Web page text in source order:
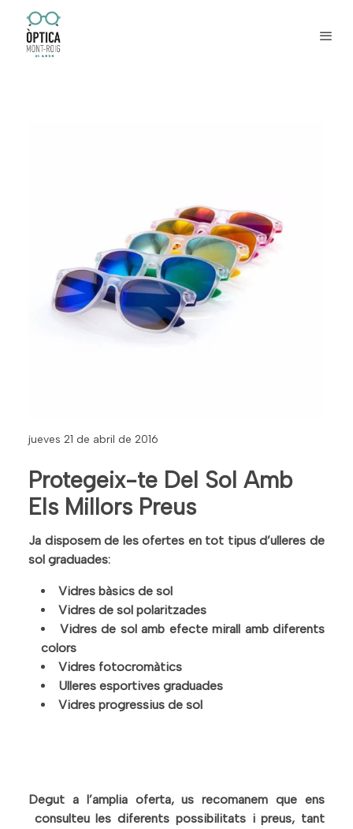
jueves 21 de abril de 2016
Protegeix-te Del Sol Amb
Els Millors Preus
Ja disposem de les ofertes en tot tipus d’ulleres de
sol graduades:
Vidres bàsics de sol
Vidres de sol polaritzades
Vidres de sol amb efecte mirall amb diferents
colors
Vidres fotocromàtics
Ulleres esportives graduades
Vidres progressius de sol
Degut a l’amplia oferta, us recomanem que ens
consulteu les diferents possibilitats i preus, tant